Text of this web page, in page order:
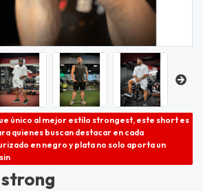
único al mejor estilo strongest, este short es
quienes buscan destacar en cada
en negro y plata no solo aporta un